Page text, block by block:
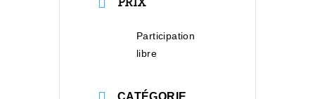
Participation
libre
CATÉGORIE